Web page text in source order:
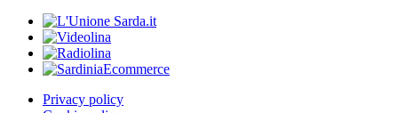
Privacy policy